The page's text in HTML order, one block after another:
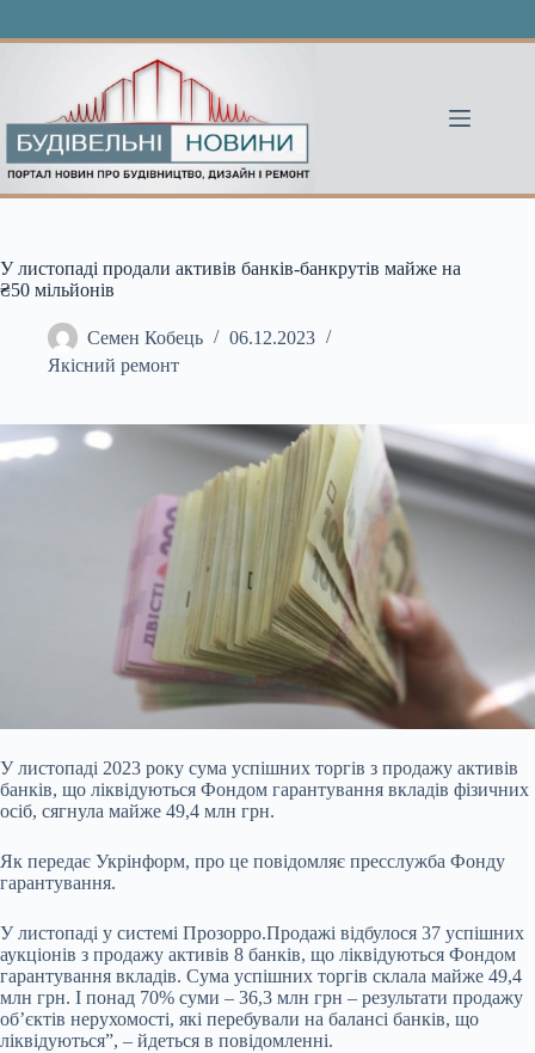
У листопаді продали активів банків-банкрутів майже на
₴50 мільйонів
Семен Кобець
06.12.2023
Якісний ремонт
У листопаді 2023 року сума успішних торгів з продажу активів
банків, що ліквідуються Фондом гарантування вкладів фізичних
осіб, сягнула майже 49,4 млн грн.
Як передає Укрінформ, про це повідомляє пресслужба Фонду
гарантування.
У листопаді у системі Прозорро.Продажі відбулося 37 успішних
аукціонів з продажу активів 8 банків, що ліквідуються Фондом
гарантування вкладів. Сума успішних торгів склала майже 49,4
млн грн. І понад 70% суми – 36,3 млн грн – результати продажу
об’єктів нерухомості, які перебували на балансі банків, що
ліквідуються”, – йдеться в повідомленні.